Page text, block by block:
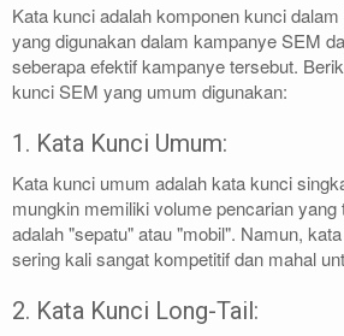
Kata kunci adalah komponen kunci
yang digunakan dalam kampanye SEM
seberapa efektif kampanye tersebut.
kunci SEM yang umum digunakan:
1. Kata Kunci Umum:
Kata kunci umum adalah kata kunci
mungkin memiliki volume pencarian yang
adalah "sepatu" atau "mobil". Namun,
sering kali sangat kompetitif dan mahal
2. Kata Kunci Long-Tail: